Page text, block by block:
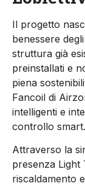
Il progetto
benessere
struttura già
preinstallati e
piena
Fancoil di
intelligenti e
controllo smart.
Attraverso la
presenza Light
riscaldamento